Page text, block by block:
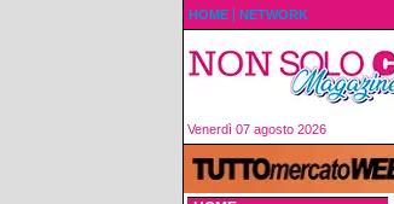
HOME NETWORK
Venerdì 07 agosto 2026